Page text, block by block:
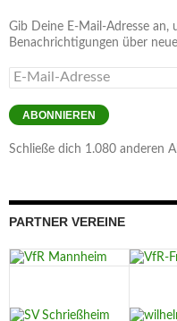
Gib Deine E-Mail-Adresse an,
Benachrichtigungen über
E-
Mail-
Adresse
ABONNIEREN
Schließe dich 1.080 anderen
PARTNER VEREINE